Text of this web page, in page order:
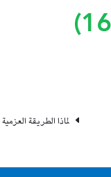
لماذا الطريقة العزمية